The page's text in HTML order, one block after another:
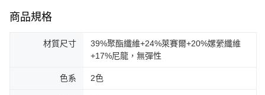
商品規格
材質尺寸
39%聚酯纖維+24%萊賽爾+20%嫘縈纖維
+17%尼龍，無彈性
色系 2色